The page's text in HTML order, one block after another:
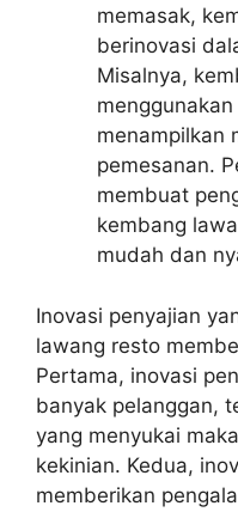
memasak,
berinovasi
Misalnya,
menampilkan
pemesanan.
membuat
kembang
mudah dan
Inovasi penyajian
lawang resto
Pertama, inovasi
banyak pelanggan,
yang menyukai
kekinian. Kedua,
memberikan